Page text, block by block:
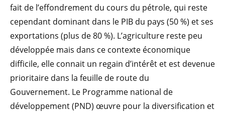
fait de l’effondrement du cours du pétrole, qui reste
cependant dominant dans le PIB du pays (50 %) et ses
exportations (plus de 80 %). L’agriculture reste peu
développée mais dans ce contexte économique
difficile, elle connait un regain d’intérêt et est devenue
prioritaire dans la feuille de route du
Gouvernement. Le Programme national de
développement (PND) œuvre pour la diversification et